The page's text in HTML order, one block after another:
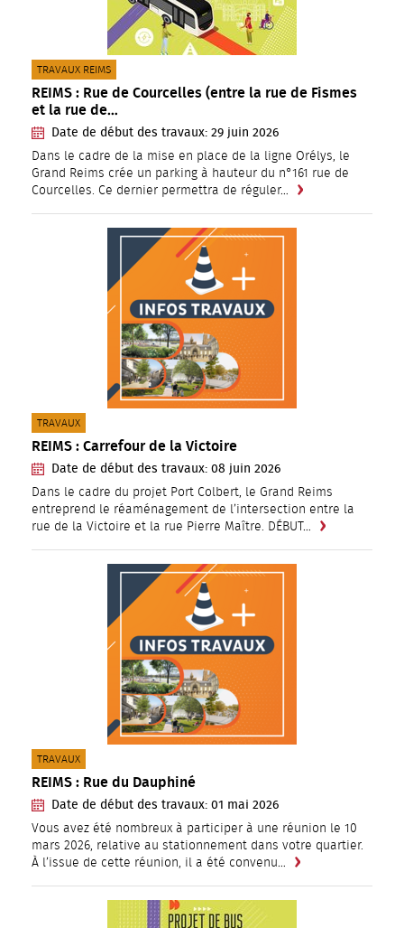
REIMS : Rue de Courcelles (entre la rue de Fismes
et la rue de…
Date de début des travaux: 29 juin 2026
Dans le cadre de la mise en place de la ligne Orélys, le
Grand Reims crée un parking à hauteur du n°161 rue de
Courcelles. Ce dernier permettra de réguler…
CATÉGORIE(S) :
TRAVAUX REIMS
REIMS : Carrefour de la Victoire
Date de début des travaux: 08 juin 2026
Dans le cadre du projet Port Colbert, le Grand Reims
entreprend le réaménagement de l’intersection entre la
rue de la Victoire et la rue Pierre Maître. DÉBUT…
CATÉGORIE(S) :
TRAVAUX
REIMS : Rue du Dauphiné
Date de début des travaux: 01 mai 2026
Vous avez été nombreux à participer à une réunion le 10
mars 2026, relative au stationnement dans votre quartier.
À l’issue de cette réunion, il a été convenu…
CATÉGORIE(S) :
TRAVAUX